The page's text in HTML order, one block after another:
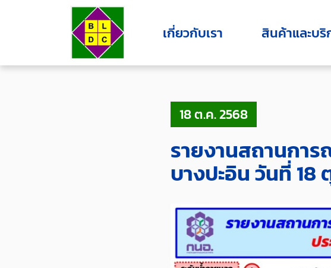
เกี่ยวกับเรา สินค้าและบริ
18 ต.ค. 2568
รายงานสถานกา
บางปะอิน วันที่ 18